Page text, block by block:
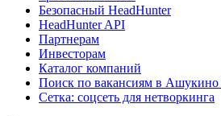
Безопасный HeadHunter
HeadHunter API
Партнерам
Инвесторам
Каталог компаний
Поиск по вакансиям в Ашукино
Сетка: соцсеть для нетворкинга